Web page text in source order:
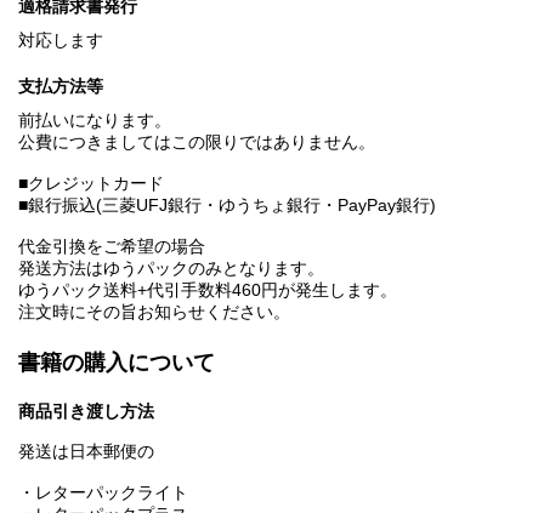
適格請求書発行
対応します
支払方法等
前払いになります。
公費につきましてはこの限りではありません。
■クレジットカード
■銀行振込(三菱UFJ銀行・ゆうちょ銀行・PayPay銀行)
代金引換をご希望の場合
発送方法はゆうパックのみとなります。
ゆうパック送料+代引手数料460円が発生します。
注文時にその旨お知らせください。
書籍の購入について
商品引き渡し方法
発送は日本郵便の
・レターパックライト